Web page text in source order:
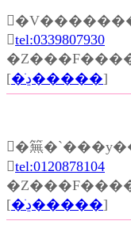
tel:0339807930
[
�ڍׂ�����]
�䉑
tel:0120878104
[
�ڍׂ�����]